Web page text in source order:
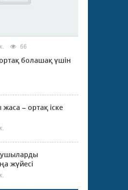
66
ортақ болашақ үшін
– ортақ іске
жүйесі